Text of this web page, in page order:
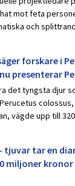
mot feta
och
forskare i
presenterar
det tyngsta djur
vägde upp till
tjuvar tar en
miljoner